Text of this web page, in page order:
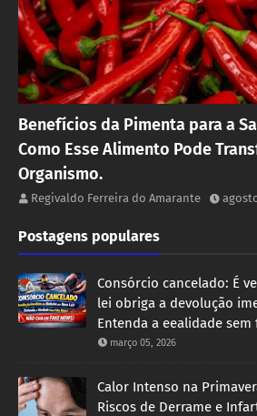
Benefícios da Pimenta para a
Como Esse Alimento Pode
Organismo.
Regivaldo Ferreira do Amarante
Postagens populares
Consórcio cancelado: É
lei obriga a devolução
Entenda a eealidade sem
março 05, 2026
Calor Intenso na
Riscos de Derrame e